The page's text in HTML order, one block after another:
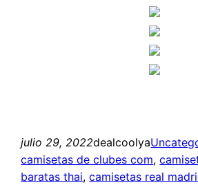
julio 29, 2022dealcoolya
camisetas de clubes com,
baratas thai, camisetas real